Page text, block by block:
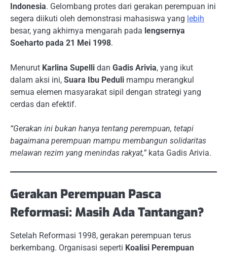
Indonesia. Gelombang protes dari gerakan perempuan ini
segera diikuti oleh demonstrasi mahasiswa yang lebih
besar, yang akhirnya mengarah pada lengsernya
Soeharto pada 21 Mei 1998.
Menurut Karlina Supelli dan Gadis Arivia, yang ikut
dalam aksi ini, Suara Ibu Peduli mampu merangkul
semua elemen masyarakat sipil dengan strategi yang
cerdas dan efektif.
“Gerakan ini bukan hanya tentang perempuan, tetapi
bagaimana perempuan mampu membangun solidaritas
melawan rezim yang menindas rakyat,” kata Gadis Arivia.
Gerakan Perempuan Pasca
Reformasi: Masih Ada Tantangan?
Setelah Reformasi 1998, gerakan perempuan terus
berkembang. Organisasi seperti Koalisi Perempuan